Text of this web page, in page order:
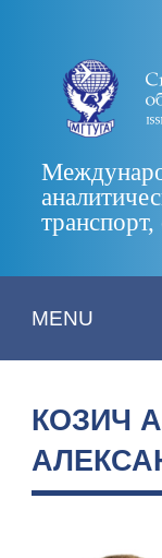
MENU
КОЗИЧ